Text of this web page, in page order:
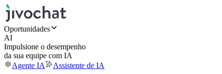
Oportunidades
AI
Impulsione o desempenho
da sua equipe com IA
Agente IA
Assistente de IA